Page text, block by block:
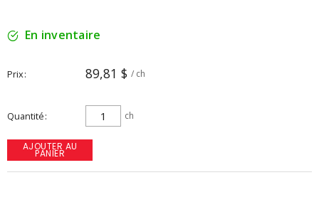
En inventaire
Prix 89,81 $ / ch
Quantité ch
AJOUTER AU
PANIER